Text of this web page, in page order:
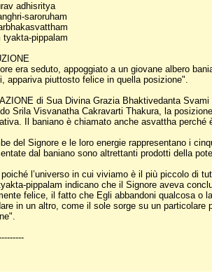
adhisritya
saroruham
tyakta-pippalam
era seduto, appoggiato a un giovane albero
appariva piuttosto felice in quella posizione".
di Sua Divina Grazia Bhaktivedanta Svami
Srila Visvanatha Cakravarti Thakura, la
Il baniano è chiamato anche asvattha perché
del Signore e le loro energie rappresentano i
dal baniano sono altrettanti prodotti della
poiché l’universo in cui viviamo è il più piccolo di
pippalam indicano che il Signore aveva
felice, il fatto che Egli abbandoni qualcosa o
in un altro, come il sole sorge su un